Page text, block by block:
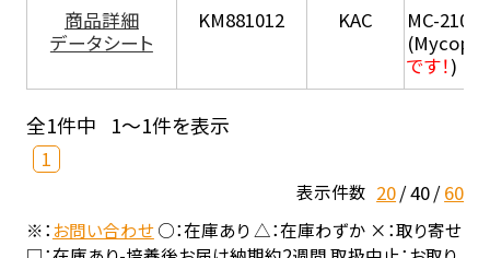
商品詳細
データシート
KM881012 KAC
MC-210 (
です！)
全1件中 1～1件を表示
1
表示件数 20 40 60
※：お問い合わせ○：在庫あり △：在庫わずか ×：取り寄せ